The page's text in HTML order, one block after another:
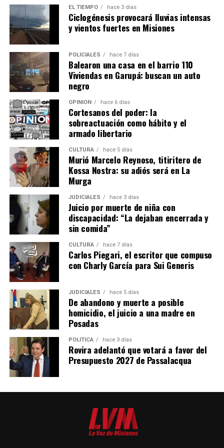
Su obra mantiene un estrecho vínculo con la historia, la
identidad y el paisaje cultural de Misiones. Además de
“Sumido en verde temblor”, publicó cuentos, relatos y
regional, entre ellos “Aquí fue”, dedicado a los lugares
mencionados porHoracio Quiroga, y “Piedras en verde
silencio”, inspirado en la historia y el universo de San
Ignacio Miní.
EL TIEMPO hace 3 días
Ciclogénesis provocará lluvias intensas
y vientos fuertes en Misiones
POLICIALES hace 7 días
Balearon una casa en el barrio 110
Viviendas en Garupá: buscan un auto
negro
OPINIÓN hace 6 días
Cortesanos del poder: la
sobreactuación como hábito y el
armado libertario
CULTURA hace 5 días
Murió Marcelo Reynoso, titiritero de
Kossa Nostra: su adiós será en La
Murga
JUDICIALES hace 3 días
Juicio por muerte de niña con
discapacidad: “La dejaban encerrada y
sin comida”
CULTURA hace 7 días
Carlos Piegari, el escritor que compuso
con Charly García para Sui Generis
JUDICIALES hace 5 días
De abandono y muerte a posible
homicidio, el juicio a una madre en
Posadas
POLÍTICA hace 3 días
Rovira adelantó que votará a favor del
Presupuesto 2027 de Passalacqua